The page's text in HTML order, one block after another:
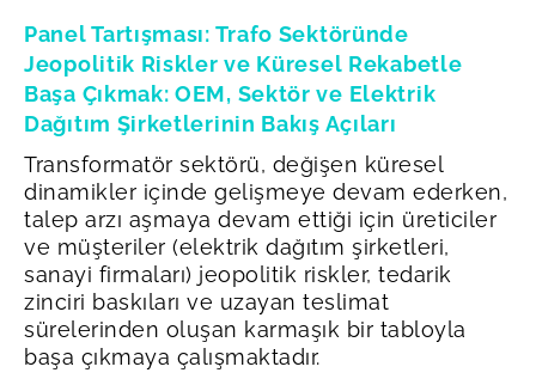
Panel Tartışması: Trafo Sektöründe
Jeopolitik Riskler ve Küresel Rekabetle
Başa Çıkmak: OEM, Sektör ve Elektrik
Dağıtım Şirketlerinin Bakış Açıları
Transformatör sektörü, değişen küresel
dinamikler içinde gelişmeye devam ederken,
talep arzı aşmaya devam ettiği için üreticiler
ve müşteriler (elektrik dağıtım şirketleri,
sanayi firmaları) jeopolitik riskler, tedarik
zinciri baskıları ve uzayan teslimat
sürelerinden oluşan karmaşık bir tabloyla
başa çıkmaya çalışmaktadır.